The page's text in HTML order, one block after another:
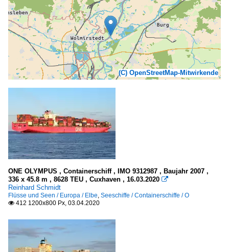
(C) OpenStreetMap-Mitwirkende
ONE OLYMPUS , Containerschiff , IMO 9312987 , Baujahr 2007 ,
336 x 45.8 m , 8628 TEU , Cuxhaven , 16.03.2020 
Reinhard Schmidt
Flüsse und Seen / Europa / Elbe, Seeschiffe / Containerschiffe / O
 412 1200x800 Px, 03.04.2020